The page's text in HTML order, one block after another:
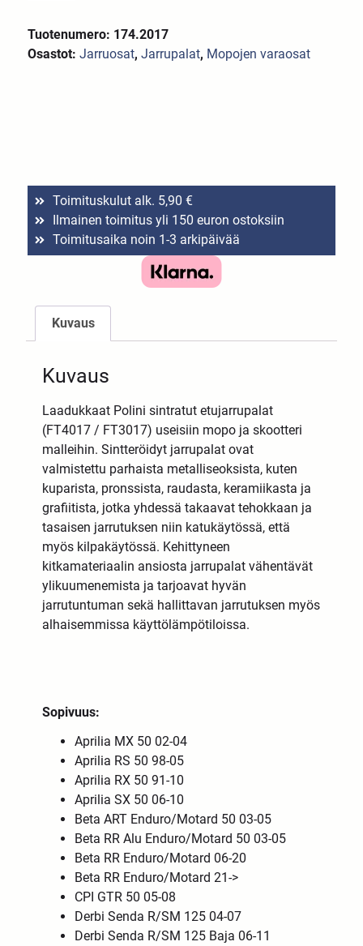
Tuotenumero: 174.2017
Osastot:Jarruosat,Jarrupalat, Mopojen varaosat
Toimituskulut alk. 5,90 €
Ilmainen toimitus yli 150 euron ostoksiin
Toimitusaika noin 1-3 arkipäivää
Kuvaus
Kuvaus
Laadukkaat Polini sintratut etujarrupalat
(FT4017 / FT3017) useisiin mopo ja skootteri
malleihin. Sintteröidyt jarrupalat ovat
valmistettu parhaista metalliseoksista, kuten
kuparista, pronssista, raudasta, keramiikasta ja
grafiitista, jotka yhdessä takaavat tehokkaan ja
tasaisen jarrutuksen niin katukäytössä, että
myös kilpakäytössä. Kehittyneen
kitkamateriaalin ansiosta jarrupalat vähentävät
ylikuumenemista ja tarjoavat hyvän
jarrutuntuman sekä hallittavan jarrutuksen myös
alhaisemmissa käyttölämpötiloissa.
Sopivuus:
Aprilia MX 50 02-04
Aprilia RS 50 98-05
Aprilia RX 50 91-10
Aprilia SX 50 06-10
Beta ART Enduro/Motard 50 03-05
Beta RR Alu Enduro/Motard 50 03-05
Beta RR Enduro/Motard 06-20
Beta RR Enduro/Motard 21->
CPI GTR 50 05-08
Derbi Senda R/SM 125 04-07
Derbi Senda R/SM 125 Baja 06-11